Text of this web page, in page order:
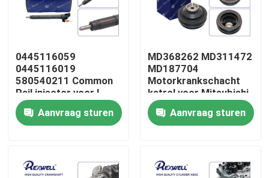
Huis
Video's
0445116059
0445116019
580540211 Common
Rail injector voor I-
veco Fiat
Aanvraag sturen
MD368262 MD311472
MD187704
Motorkrankschacht
katrol voor Mitsubishi
Pajero 6G72 6G74
L200Aanvraag sturen